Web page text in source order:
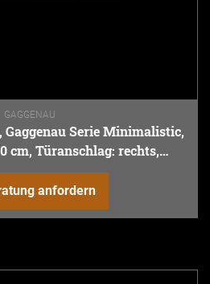
GAGGENAU
Gaggenau Serie Minimalistic,
cm, Türanschlag: rechts,
Sterling
anfordern